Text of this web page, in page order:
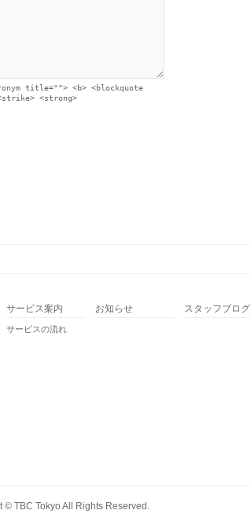
title=""> <b> <blockquote
<strong>
サービス案内
サービスの流れ
お知らせ スタッフブログ
© TBC Tokyo All Rights Reserved.